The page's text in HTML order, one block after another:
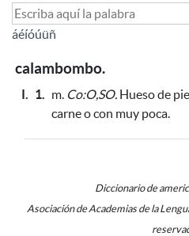
áéíóúüñ
calambombo.
I. 1. m. Co:O,SO. Hueso de
carne o con muy poca.
Diccionario de
Asociación de Academias de la